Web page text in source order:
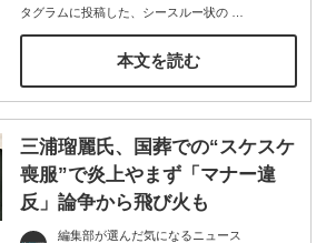
タグラムに投稿した、シースルー状の…
本文を読む
三浦瑠麗氏、国葬での“スケスケ
喪服”で炎上やまず「マナー違
反」論争から飛び火も
編集部が選んだ気になるニュース